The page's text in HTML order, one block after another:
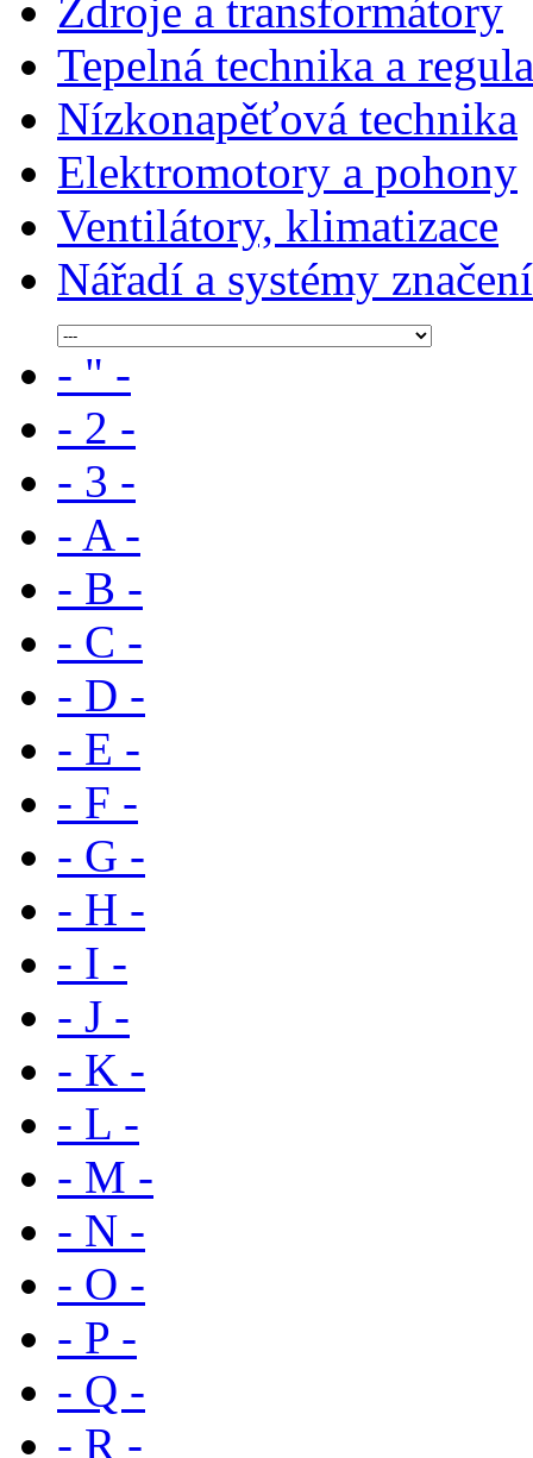
Zdroje a transformátory
Tepelná technika a
Nízkonapěťová technika
Elektromotory a pohony
Ventilátory, klimatizace
Nářadí a systémy značení
- " -
- 2 -
- 3 -
- A -
- B -
- C -
- D -
- E -
- F -
- G -
- H -
- I -
- J -
- K -
- L -
- M -
- N -
- O -
- P -
- Q -
- R -